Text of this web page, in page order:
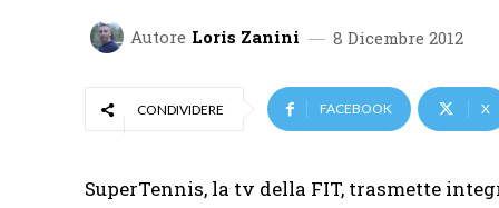
Autore Loris Zanini 8 Dicembre 2012
CONDIVIDERE FACEBOOK X
SuperTennis, la tv della FIT, trasmette